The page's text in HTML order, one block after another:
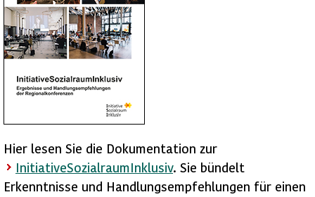
Hier lesen Sie die Dokumentation zur
InitiativeSozialraumInklusiv. Sie bündelt
Erkenntnisse und Handlungsempfehlungen für einen